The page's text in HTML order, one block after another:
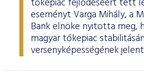
tőkepiac fejlődéséért tett
eseményt Varga Mihály, a
Bank elnöke nyitotta meg,
magyar tőkepiac
versenyképességének